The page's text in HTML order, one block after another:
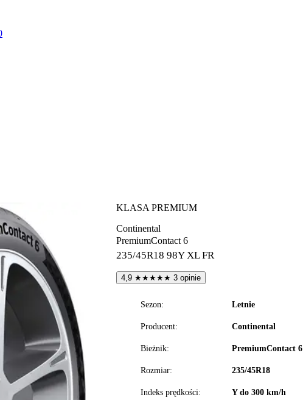
KLASA PREMIUM
Continental
PremiumContact 6
235/45R18 98Y XL FR
4,9 ★★★★★ 3 opinie
Sezon: Letnie
Producent: Continental
Bieżnik: PremiumContact 6
Rozmiar: 235/45R18
Indeks prędkości: Y do 300 km/h